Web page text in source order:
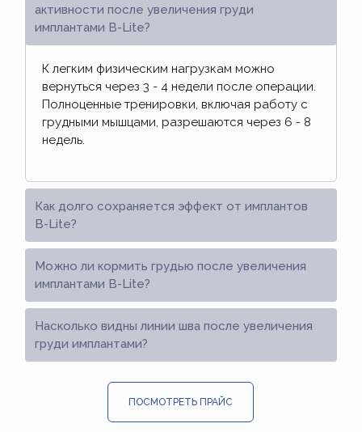
активности после увеличения груди
имплантами B-Lite?
К легким физическим нагрузкам можно
вернуться через 3 - 4 недели после операции.
Полноценные тренировки, включая работу с
грудными мышцами, разрешаются через 6 - 8
недель.
Как долго сохраняется эффект от имплантов
B-Lite?
Можно ли кормить грудью после увеличения
имплантами B-Lite?
Насколько видны линии шва после увеличения
груди имплантами?
ПОСМОТРЕТЬ ПРАЙС